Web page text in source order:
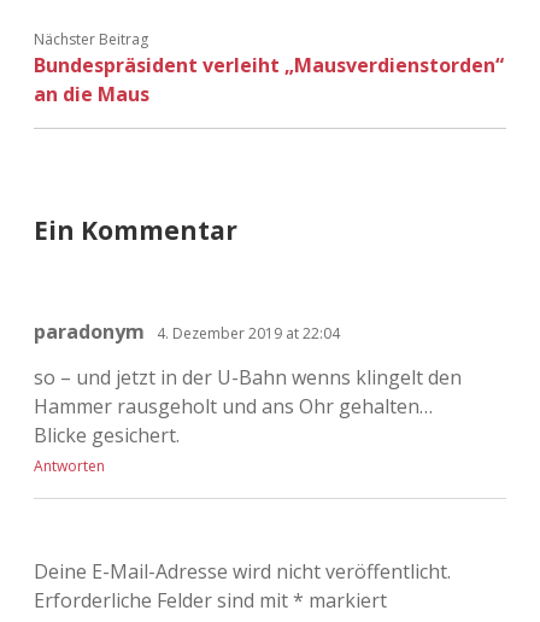
Nächster Beitrag
Bundespräsident verleiht „Mausverdienstorden“
an die Maus
Ein Kommentar
paradonym 4. Dezember 2019 at 22:04
so – und jetzt in der U-Bahn wenns klingelt den
Hammer rausgeholt und ans Ohr gehalten…
Blicke gesichert.
Antworten
Deine E-Mail-Adresse wird nicht veröffentlicht.
Erforderliche Felder sind mit* markiert